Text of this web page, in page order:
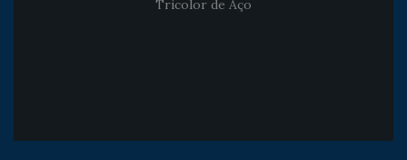
Tricolor de Aço